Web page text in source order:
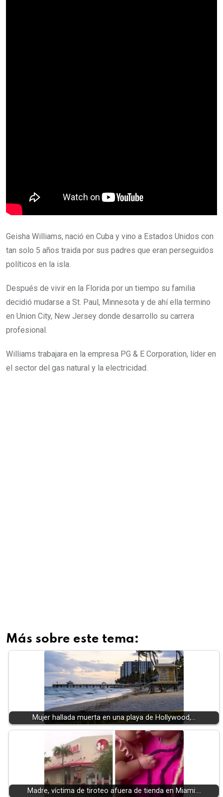
Geisha Williams, nació en Cuba y vino a Estados Unidos con
tan solo 5 años traida por sus padres que eran perseguidos
políticos en la isla.
Después de vivir en la Florida por un tiempo su familia
decidió mudarse a St. Paul, Minnesota y de ahí ella termino
en Union City, New Jersey donde desarrollo su carrera
profesional.
Williams trabajara en la empresa PG & E Corporation, líder en
el sector del gas natural y la electricidad.
Más sobre este tema:
Mujer hallada muerta en una playa de Hollywood,…
Madre, víctima de tiroteo afuera de tienda en Miami:…